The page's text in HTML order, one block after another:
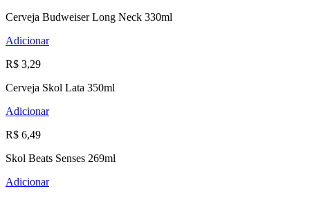
Cerveja Budweiser Long Neck 330ml
Adicionar
R$ 3,29
Cerveja Skol Lata 350ml
Adicionar
R$ 6,49
Skol Beats Senses 269ml
Adicionar